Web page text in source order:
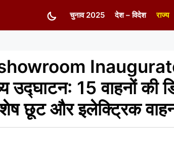
चुनाव 2025 देश – विदेश राज्य
15 वाहनों की
छूट और इलेक्ट्रिक